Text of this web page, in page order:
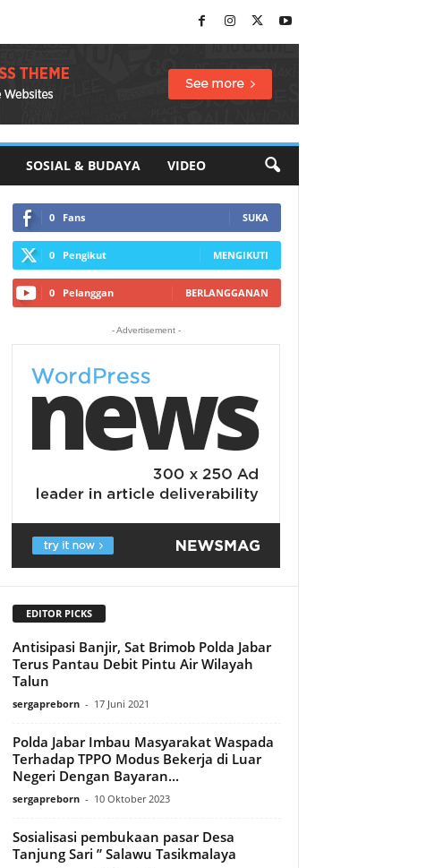
SOSIAL & BUDAYA VIDEO
0 Fans SUKA
0 Pengikut MENGIKUTI
0 Pelanggan BERLANGGANAN
- Advertisement -
EDITOR PICKS
Antisipasi Banjir, Sat Brimob Polda Jabar
Terus Pantau Debit Pintu Air Wilayah
Talun
sergapreborn - 17 Juni 2021
Polda Jabar Imbau Masyarakat Waspada
Terhadap TPPO Modus Bekerja di Luar
Negeri Dengan Bayaran...
sergapreborn - 10 Oktober 2023
Sosialisasi pembukaan pasar Desa
Tanjung Sari ” Salawu Tasikmalaya